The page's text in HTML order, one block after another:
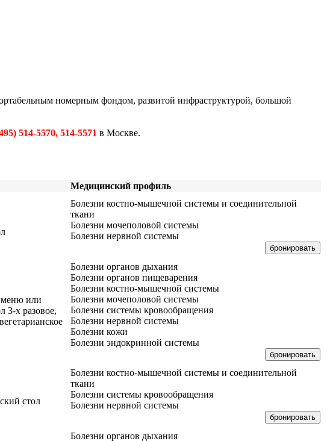
номерным фондом, развитой инфраструктурой, большой
514-5570, 514-5571 в Москве.
Медицинский профиль
Болезни костно-мышечной системы и соединительной
ткани
Болезни мочеполовой системы
Болезни нервной системы
бронировать
меню или
3-х разовое,
Болезни органов дыхания
Болезни органов пищеварения
Болезни костно-мышечной системы
Болезни мочеполовой системы
Болезни системы кровообращения
Болезни нервной системы
Болезни кожи
Болезни эндокринной системы
бронировать
стол
Болезни костно-мышечной системы и соединительной
ткани
Болезни системы кровообращения
Болезни нервной системы
бронировать
Болезни органов дыхания